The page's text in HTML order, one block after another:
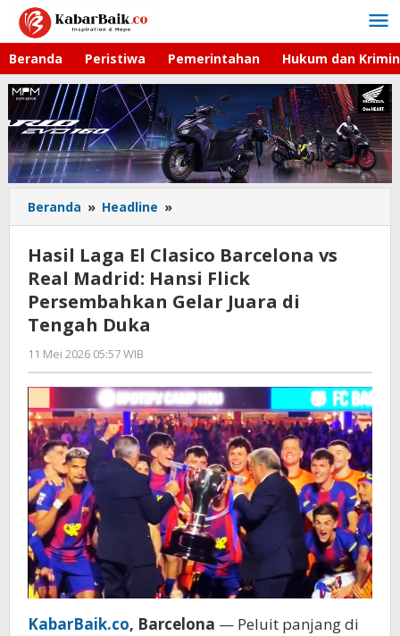
Lewati
konten
Beranda Peristiwa Pemerintahan Hukum dan
Beranda » Headline »
Laga
Clasico
Barcelona
vs
Flick
Persembahkan
Gelar
Juara
di
Tengah
Duka
Hasil Laga El Clasico Barcelona vs
Real Madrid: Hansi Flick
Persembahkan Gelar Juara di
Tengah Duka
11 Mei 2026 05:57 WIB
Hardy
KabarBaik.co, Barcelona — Peluit panjang di